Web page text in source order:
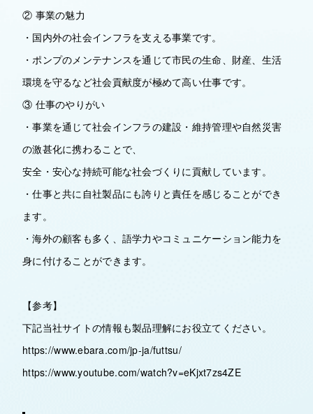
② 事業の魅力
・国内外の社会インフラを支える事業です。
・ポンプのメンテナンスを通じて市民の生命、財産、生活
環境を守るなど社会貢献度が極めて高い仕事です。
③ 仕事のやりがい
・事業を通じて社会インフラの建設・維持管理や自然災害
の激甚化に携わることで、
安全・安心な持続可能な社会づくりに貢献しています。
・仕事と共に自社製品にも誇りと責任を感じることができ
ます。
・海外の顧客も多く、語学力やコミュニケーション能力を
身に付けることができます。
【参考】
下記当社サイトの情報も製品理解にお役立てください。
https://www.ebara.com/jp-ja/futtsu/
https://www.youtube.com/watch?v=eKjxt7zs4ZE